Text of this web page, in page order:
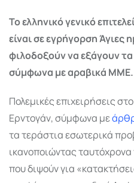
Το ελληνικό γενικό
είναι σε εγρήγορση Άγιες
φιλοδοξούν να εξάγουν
σύμφωνα με αραβικά ΜΜΕ.
Πολεμικές επιχειρήσεις
Ερντογάν, σύμφωνα με
τα τεράστια εσωτερικά
ικανοποιώντας ταυτόχρονα
που διψούν για